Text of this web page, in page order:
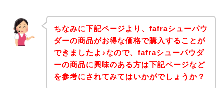
ちなみに下記ページより、fafraシューパウ
ダーの商品がお得な価格で購入することが
できましたよ♪なので、fafraシューパウダ
ーの商品に興味のある方は下記ページなど
を参考にされてみてはいかがでしょうか？